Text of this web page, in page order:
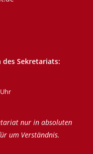
Sekretariats:
nur in absoluten
um Verständnis.